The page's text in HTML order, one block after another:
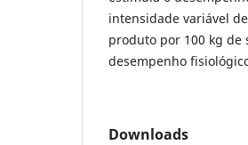
intensidade variável
produto por 100 kg de
desempenho
Downloads